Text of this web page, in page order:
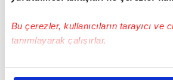
Bu çerezler, kullanıcıların tarayıcı ve
tanımlayarak çalışırlar.
Bu çerezlere izin vermeniz halinde
ile Danimarka7 Temmuz
22.00'de karşılaşacak.